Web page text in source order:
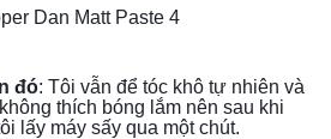
đó: Tôi vẫn để tóc khô tự nhiên và
thích bóng lắm nên sau khi
lấy máy sấy qua một chút.